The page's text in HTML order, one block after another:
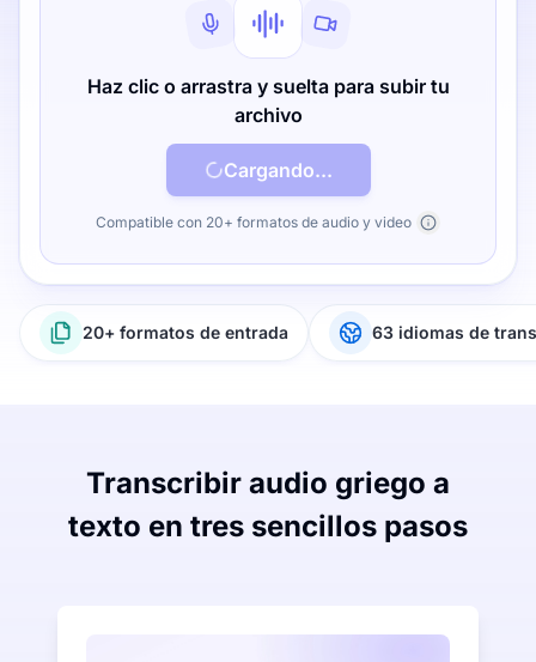
Haz clic o arrastra y suelta para subir tu
archivo
Cargando...
Compatible con 20+ formatos de audio y video
20+ formatos de entrada 63 idiomas de
Transcribir audio griego a
texto en tres sencillos pasos